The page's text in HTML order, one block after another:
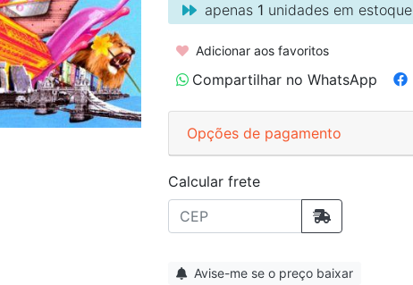
apenas 1 unidades em estoque
Adicionar aos favoritos
Compartilhar no WhatsApp
Opções de pagamento
Calcular frete
Avise-me se o preço baixar